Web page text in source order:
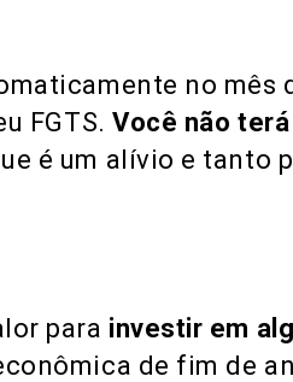
no mês
FGTS.Você não
é um alívio e tanto
para investir em
de fim de